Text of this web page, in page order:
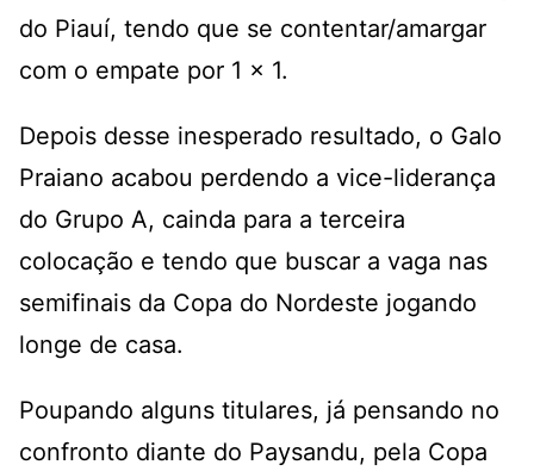
do Piauí, tendo que se contentar/amargar
com o empate por 1 x 1.
Depois desse inesperado resultado, o Galo
Praiano acabou perdendo a vice-liderança
do Grupo A, cainda para a terceira
colocação e tendo que buscar a vaga nas
semifinais da Copa do Nordeste jogando
longe de casa.
Poupando alguns titulares, já pensando no
confronto diante do Paysandu, pela Copa